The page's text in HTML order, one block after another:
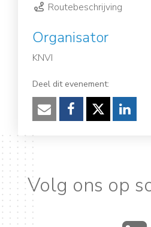
Routebeschrijving
Organisator
KNVI
Deel dit evenement:
Verzenden
Facebook
Twitter
Volg ons op